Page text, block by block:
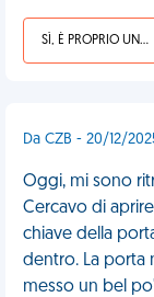
SÌ, È PROPRIO UNA VDM!
Da CZB - 20/12/
Oggi, mi sono
Cercavo di
chiave della
dentro. La porta
messo un bel